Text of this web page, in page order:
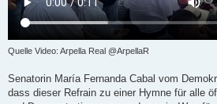
Quelle Video: Arpella Real @ArpellaR
Senatorin María Fernanda Cabal vom
dass dieser Refrain zu einer Hymne für alle